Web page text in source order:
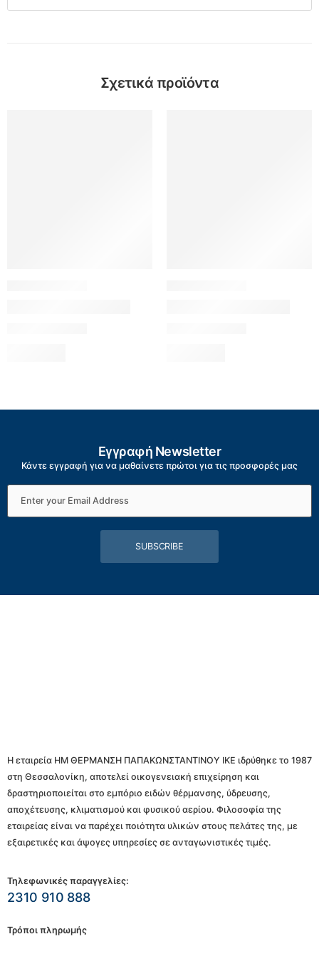
Σχετικά προϊόντα
Εγγραφή Newsletter
Κάντε εγγραφή για να μαθαίνετε πρώτοι για τις προσφορές μας
SUBSCRIBE
Η εταιρεία ΗΜ ΘΕΡΜΑΝΣΗ ΠΑΠΑΚΩΝΣΤΑΝΤΙΝΟΥ ΙΚΕ ιδρύθηκε το 1987
στη Θεσσαλονίκη, αποτελεί οικογενειακή επιχείρηση και
δραστηριοποιείται στο εμπόριο ειδών θέρμανσης, ύδρευσης,
αποχέτευσης, κλιματισμού και φυσικού αερίου. Φιλοσοφία της
εταιρείας είναι να παρέχει ποιότητα υλικών στους πελάτες της, με
εξαιρετικές και άψογες υπηρεσίες σε ανταγωνιστικές τιμές.
Τηλεφωνικές παραγγελίες:
2310 910 888
Τρόποι πληρωμής